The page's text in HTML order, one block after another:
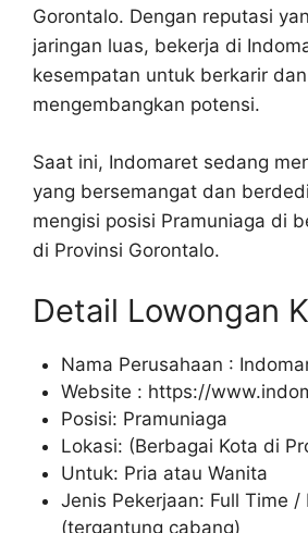
Gorontalo. Dengan reputasi
jaringan luas, bekerja di
kesempatan untuk berkarir dan
mengembangkan potensi.
Saat ini, Indomaret sedang
yang bersemangat dan
mengisi posisi Pramuniaga di
di Provinsi Gorontalo.
Detail Lowongan
Nama Perusahaan :
Website : https://
Posisi: Pramuniaga
Lokasi: (Berbagai Kota di
Untuk: Pria atau Wanita
Jenis Pekerjaan: Full Time /
(tergantung cabang)